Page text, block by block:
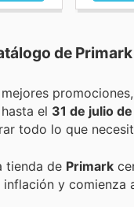
de Primark
hasta el 31 de julio
todo lo que
tienda de Primark
inflación y comienza